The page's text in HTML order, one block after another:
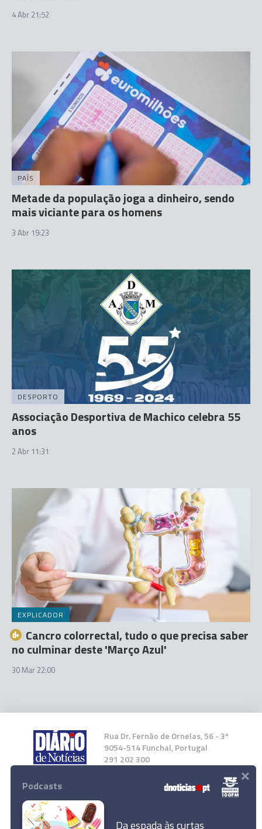
4 Abr 21:52
PAÍS
Metade da população joga a dinheiro, sendo
mais viciante para os homens
3 Abr 19:23
DESPORTO
Associação Desportiva de Machico celebra 55
anos
2 Abr 11:31
EXPLICADOR
Cancro colorrectal, tudo o que precisa saber
no culminar deste 'Março Azul'
30 Mar 22:00
Rua Dr. Fernão de Ornelas, 56 - 3º
9054-514 Funchal, Portugal
291 202 300
Instale a nossa App
Podcasts
Da espada às curtas
×